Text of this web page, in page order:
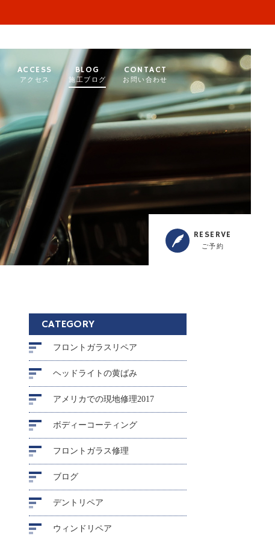
ACCESS
アクセス
BLOG
施工ブログ
CONTACT
お問い合わせ
RESERVE
ご予約
CATEGORY
フロントガラスリペア
ヘッドライトの黄ばみ
アメリカでの現地修理2017
ボディーコーティング
フロントガラス修理
ブログ
デントリペア
ウィンドリペア